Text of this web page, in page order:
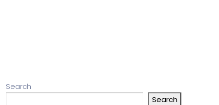
Search
Search